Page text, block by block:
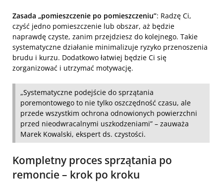
Zasada „pomieszczenie po pomieszczeniu”: Radzę Ci,
czyść jedno pomieszczenie lub obszar, aż będzie
naprawdę czyste, zanim przejdziesz do kolejnego. Takie
systematyczne działanie minimalizuje ryzyko przenoszenia
brudu i kurzu. Dodatkowo łatwiej będzie Ci się
zorganizować i utrzymać motywację.
„Systematyczne podejście do sprzątania
poremontowego to nie tylko oszczędność czasu, ale
przede wszystkim ochrona odnowionych powierzchni
przed nieodwracalnymi uszkodzeniami” – zauważa
Marek Kowalski, ekspert ds. czystości.
Kompletny proces sprzątania po
remoncie – krok po kroku